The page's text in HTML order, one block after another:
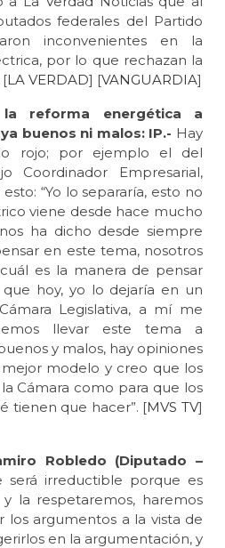
federales del Partido
inconvenientes en la
por lo que rechazan la
[LA VERDAD] [VANGUARDIA]
reforma energética a
buenos ni malos: IP.- Hay
rojo; por ejemplo el del
Coordinador Empresarial,
“Yo lo separaría, esto no
viene desde hace mucho
ha dicho desde siempre
en este tema, nosotros
es la manera de pensar
hoy, yo lo dejaría en un
Legislativa, a mí me
llevar este tema a
y malos, hay opiniones
modelo y creo que los
Cámara como para que los
tienen que hacer”. [MVS TV]
Robledo (Diputado –
será irreductible porque es
la respetaremos, haremos
argumentos a la vista de
en la argumentación, y